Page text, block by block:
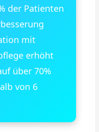
der Patienten
mit
erhöht
über 70%
von 6